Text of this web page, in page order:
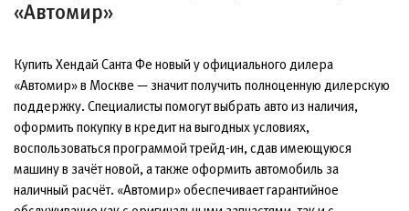
«Автомир»
Купить Хендай Санта Фе новый у официального дилера
«Автомир» в Москве — значит получить полноценную дилерскую
поддержку. Специалисты помогут выбрать авто из наличия,
оформить покупку в кредит на выгодных условиях,
воспользоваться программой трейд-ин, сдав имеющуюся
машину в зачёт новой, а также оформить автомобиль за
наличный расчёт. «Автомир» обеспечивает гарантийное